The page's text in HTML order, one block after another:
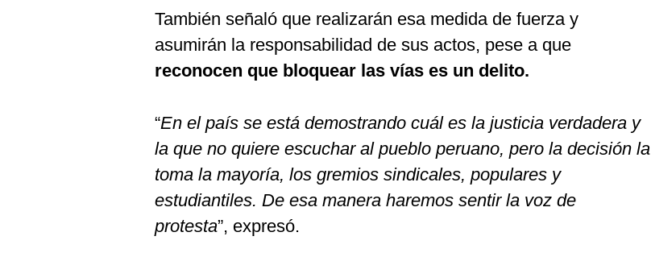
También señaló que realizarán esa medida de fuerza y
asumirán la responsabilidad de sus actos, pese a que
reconocen que bloquear las vías es un delito.
“En el país se está demostrando cuál es la justicia verdadera y
la que no quiere escuchar al pueblo peruano, pero la decisión la
toma la mayoría, los gremios sindicales, populares y
estudiantiles. De esa manera haremos sentir la voz de
protesta”, expresó.